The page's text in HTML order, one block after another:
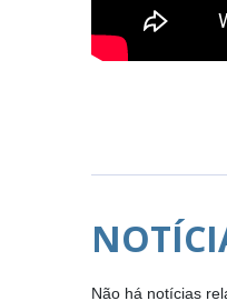
Não há notícias